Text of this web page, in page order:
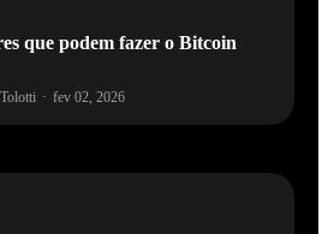
que podem fazer o Bitcoin
· fev 02, 2026